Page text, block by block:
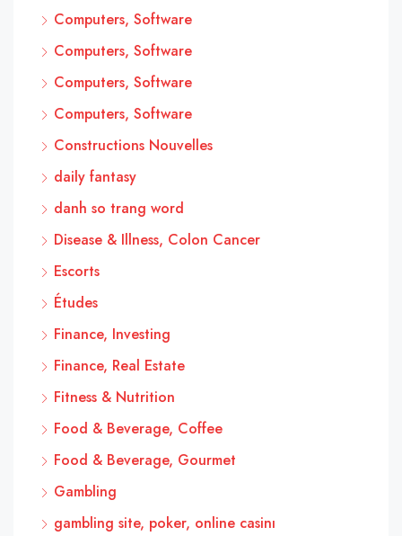
Computers, Software
Computers, Software
Computers, Software
Computers, Software
Constructions Nouvelles
daily fantasy
danh so trang word
Disease & Illness, Colon Cancer
Escorts
Études
Finance, Investing
Finance, Real Estate
Fitness & Nutrition
Food & Beverage, Coffee
Food & Beverage, Gourmet
Gambling
gambling site, poker, online casinı